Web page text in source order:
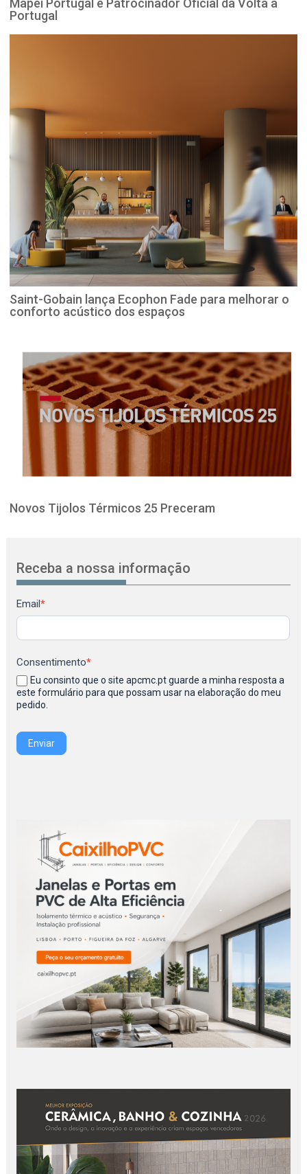
Mapei Portugal é Patrocinador Oficial da Volta a
Portugal
Saint-Gobain lança Ecophon Fade para melhorar o
conforto acústico dos espaços
Novos Tijolos Térmicos 25 Preceram
Receba a nossa informação
Newsletter
Email*
Consentimento*
Eu consinto que o site apcmc.pt guarde a minha resposta a
este formulário para que possam usar na elaboração do meu
pedido.
Enviar